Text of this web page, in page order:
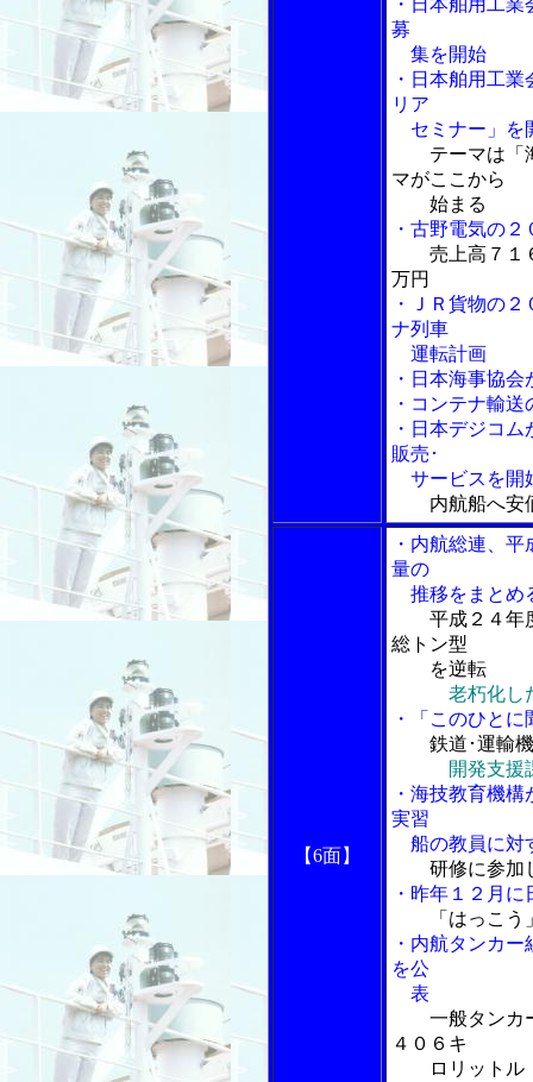
・日本舶用工
募
集を開始
・日本舶用工
リア
セミナー」を
テーマは「
マがここから
始まる
・古野電気の
売上高７１
万円
・ＪＲ貨物の
ナ列車
運転計画
・日本海事協
・コンテナ輸
・日本デジコ
販売･
サービスを開
内航船へ安
【6面】
・内航総連、
量の
推移をまとめ
平成２４年
総トン型
を逆転
老朽化し
・「このひとに
鉄道･運輸
開発支援
・海技教育機
実習
船の教員に対
研修に参加
・昨年１２月
「はっこ
・内航タンカ
を公
表
一般タンカ
４０６キ
ロリットル